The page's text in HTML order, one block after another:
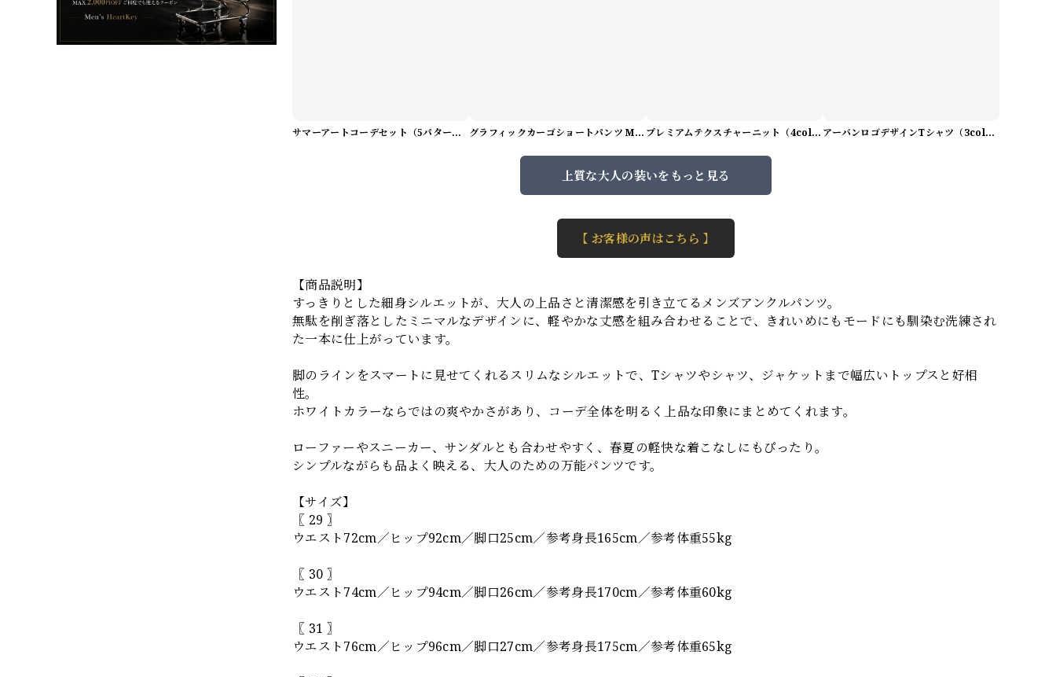
サマーアートコーデセット（5パターン） M1048 グラフィックカーゴショートパンツ M1029 プレミアムテクスチャーニット（4color） M0971 アーバンロゴデザインTシャツ（3color） M0984
上質な大人の装いをもっと見る
【 お客様の声はこちら 】
【商品説明】
すっきりとした細身シルエットが、大人の上品さと清潔感を引き立てるメンズアンクルパンツ。
無駄を削ぎ落としたミニマルなデザインに、軽やかな丈感を組み合わせることで、きれいめにもモードにも馴染む洗練され
た一本に仕上がっています。
脚のラインをスマートに見せてくれるスリムなシルエットで、Tシャツやシャツ、ジャケットまで幅広いトップスと好相
性。
ホワイトカラーならではの爽やかさがあり、コーデ全体を明るく上品な印象にまとめてくれます。
ローファーやスニーカー、サンダルとも合わせやすく、春夏の軽快な着こなしにもぴったり。
シンプルながらも品よく映える、大人のための万能パンツです。
【サイズ】
〖 29 〗
ウエスト72cm／ヒップ92cm／脚口25cm／参考身長165cm／参考体重55kg
〖 30 〗
ウエスト74cm／ヒップ94cm／脚口26cm／参考身長170cm／参考体重60kg
〖 31 〗
ウエスト76cm／ヒップ96cm／脚口27cm／参考身長175cm／参考体重65kg